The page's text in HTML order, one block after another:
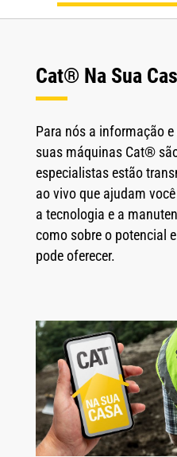
Cat® Na Sua
Para nós a informação
suas máquinas Cat®
especialistas estão
ao vivo que ajudam
a tecnologia e a
como sobre o potencial
pode oferecer.